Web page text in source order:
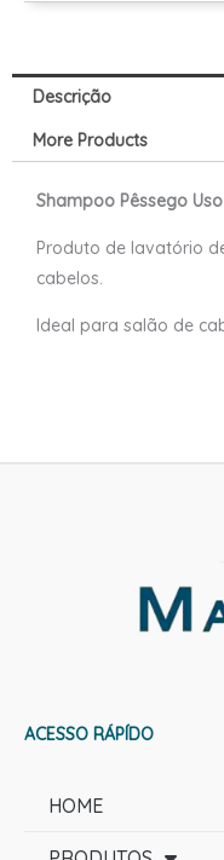
Descrição
More Products
Shampoo Pêssego
Produto de lavatório
cabelos.
Ideal para salão de
ACESSO RÁPÍDO
HOME